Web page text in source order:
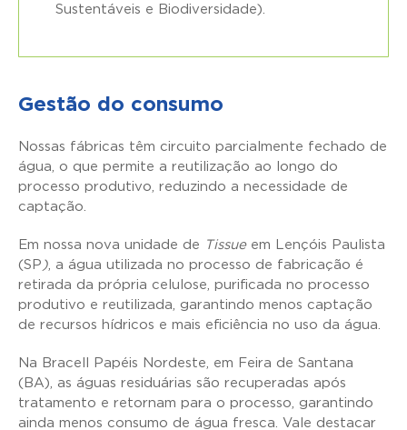
Sustentáveis e Biodiversidade).
Gestão do consumo
Nossas fábricas têm circuito parcialmente fechado de
água, o que permite a reutilização ao longo do
processo produtivo, reduzindo a necessidade de
captação.
Em nossa nova unidade de Tissue em Lençóis Paulista
(SP ) , a água utilizada no processo de fabricação é
retirada da própria celulose, purificada no processo
produtivo e reutilizada, garantindo menos captação
de recursos hídricos e mais eficiência no uso da água.
Na Bracell Papéis Nordeste, em Feira de Santana
(BA), as águas residuárias são recuperadas após
tratamento e retornam para o processo, garantindo
ainda menos consumo de água fresca. Vale destacar